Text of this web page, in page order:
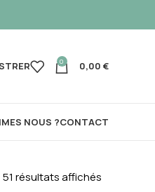
0 0,00 €
NOUS ?CONTACT
51 résultats affichés